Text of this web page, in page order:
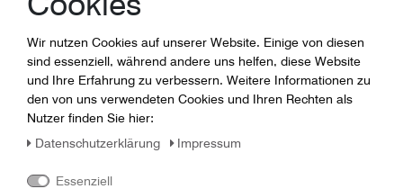
angezeigt werden. Bitte akzeptieren Sie die Verwendung von
Wir nutzen Cookies auf unserer Website. Einige von diesen
sind essenziell, während andere uns helfen, diese Website
und Ihre Erfahrung zu verbessern. Weitere Informationen zu
den von uns verwendeten Cookies und Ihren Rechten als
Nutzer finden Sie hier:
Daten­schutz­erklärung
Impressum
Essenziell